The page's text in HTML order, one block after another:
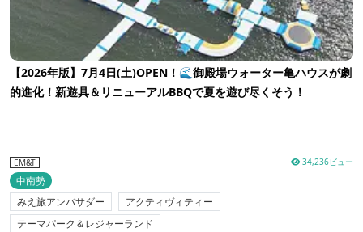
【2026年版】7月4日(土)OPEN！🌊御殿場ウォーター亀ハウスが劇
的進化！新遊具＆リニューアルBBQで夏を遊び尽くそう！
EM&T 34,236ビュー
中南勢
みえ旅アンバサダー
アクティヴィティー
テーマパーク＆レジャーランド